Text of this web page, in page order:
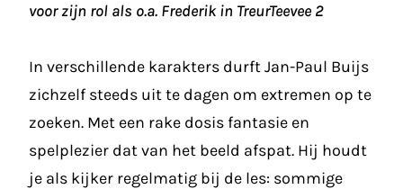
voor zijn rol als o.a. Frederik in TreurTeevee 2
In verschillende karakters durft Jan-Paul Buijs
zichzelf steeds uit te dagen om extremen op te
zoeken. Met een rake dosis fantasie en
spelplezier dat van het beeld afspat. Hij houdt
je als kijker regelmatig bij de les: sommige